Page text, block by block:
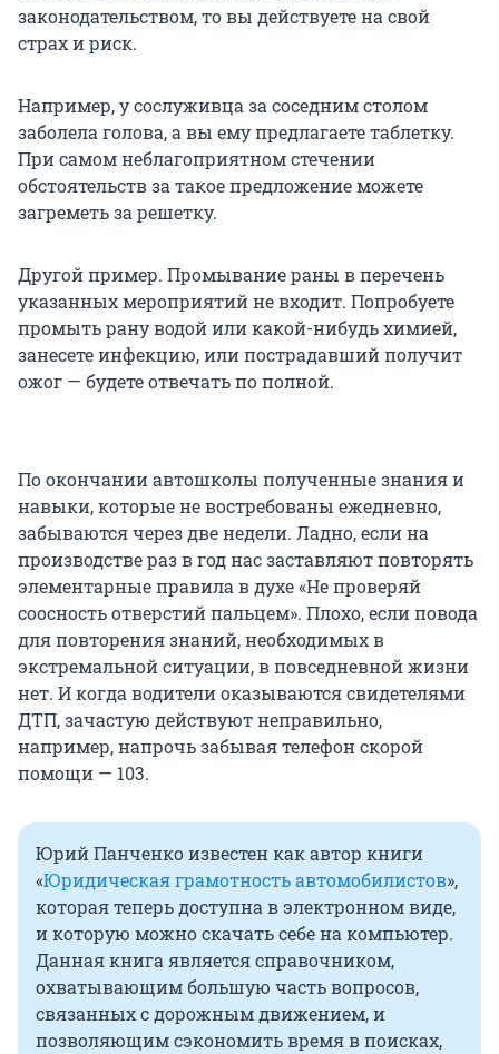
законодательством, то вы действуете на свой
страх и риск.
Например, у сослуживца за соседним столом
заболела голова, а вы ему предлагаете таблетку.
При самом неблагоприятном стечении
обстоятельств за такое предложение можете
загреметь за решетку.
Другой пример. Промывание раны в перечень
указанных мероприятий не входит. Попробуете
промыть рану водой или какой-нибудь химией,
занесете инфекцию, или пострадавший получит
ожог — будете отвечать по полной.
По окончании автошколы полученные знания и
навыки, которые не востребованы ежедневно,
забываются через две недели. Ладно, если на
производстве раз в год нас заставляют повторять
элементарные правила в духе «Не проверяй
соосность отверстий пальцем». Плохо, если повода
для повторения знаний, необходимых в
экстремальной ситуации, в повседневной жизни
нет. И когда водители оказываются свидетелями
ДТП, зачастую действуют неправильно,
например, напрочь забывая телефон скорой
помощи — 103.
Юрий Панченко известен как автор книги
«Юридическая грамотность автомобилистов»,
которая теперь доступна в электронном виде,
и которую можно скачать себе на компьютер.
Данная книга является справочником,
охватывающим большую часть вопросов,
связанных с дорожным движением, и
позволяющим сэкономить время в поисках,